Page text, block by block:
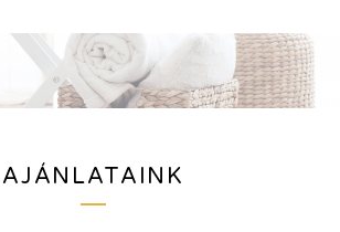
AJÁNLATAINK